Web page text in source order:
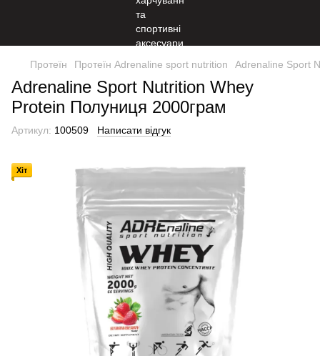
Протеїн Протеїн Adrenaline sport nutrition Adrenaline Sport
Adrenaline Sport Nutrition Whey
Protein Полуниця 2000грам
Артикул: 100509 Написати відгук
Хіт